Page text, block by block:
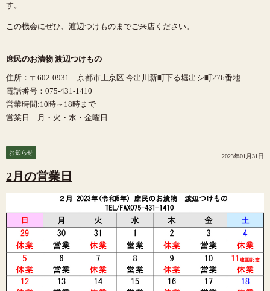
す。
この機会にぜひ、渡辺つけものまでご来店ください。
庶民のお漬物 渡辺つけもの
住所：〒602-0931 京都市上京区 今出川新町下る堀出シ町276番地
電話番号：075-431-1410
営業時間:10時～18時まで
営業日 月・火・水・金曜日
お知らせ
2023年01月31日
2月の営業日